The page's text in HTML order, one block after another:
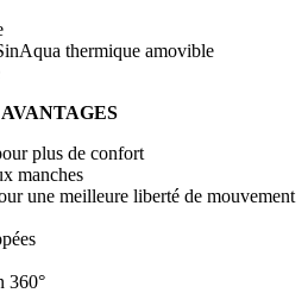
thermique amovible
plus de confort
manches
une meilleure liberté de mouvement
360°